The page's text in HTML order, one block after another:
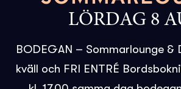
LÖRDAG 8
BODEGAN – Sommarlounge &
kväll och FRI ENTRÉ